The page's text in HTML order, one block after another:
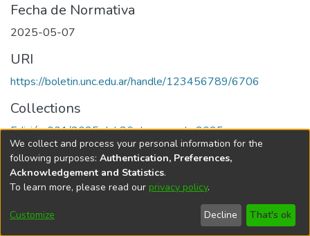
Fecha de Normativa
2025-05-07
URI
https://boletin.unc.edu.ar/handle/123456789/6706
Collections
Edición 001/2025 del 26 de mayo de 2025
Universidad Nacional de Córdoba
We collect and process your personal information for the
following purposes: Authentication, Preferences,
Acknowledgement and Statistics.
To learn more, please read our privacy policy.
Customize Decline That's ok